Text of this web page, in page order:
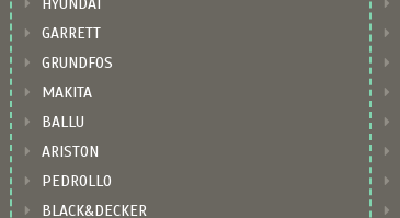
HYUNDAI
GARRETT
GRUNDFOS
MAKITA
BALLU
ARISTON
PEDROLLO
BLACK&DECKER